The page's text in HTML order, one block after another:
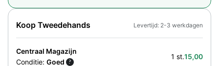
Koop Tweedehands
Centraal Magazijn
Conditie: Goed ?
1 st.15,00
Levertijd: 2-3 werkdagen